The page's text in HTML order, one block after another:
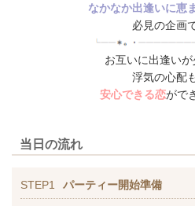
なかなか出逢いに恵
必見の企画
お互いに出逢い
浮気の心配
安心できる恋がで
当日の流れ
STEP1 パーティー開始準備